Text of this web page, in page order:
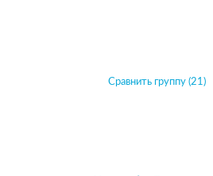
Сравнить группу (21)